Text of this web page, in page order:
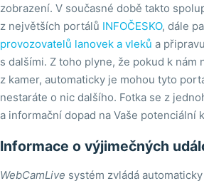
zobrazení. V současné době takto
z největších portálů INFOČESKO, dále
provozovatelů lanovek a vleků a
s dalšími. Z toho plyne, že pokud k nám
z kamer, automaticky je mohou tyto
nestaráte o nic dalšího. Fotka se z
a informační dopad na Vaše potenciální
Informace o výjimečných
WebCamLive systém zvládá